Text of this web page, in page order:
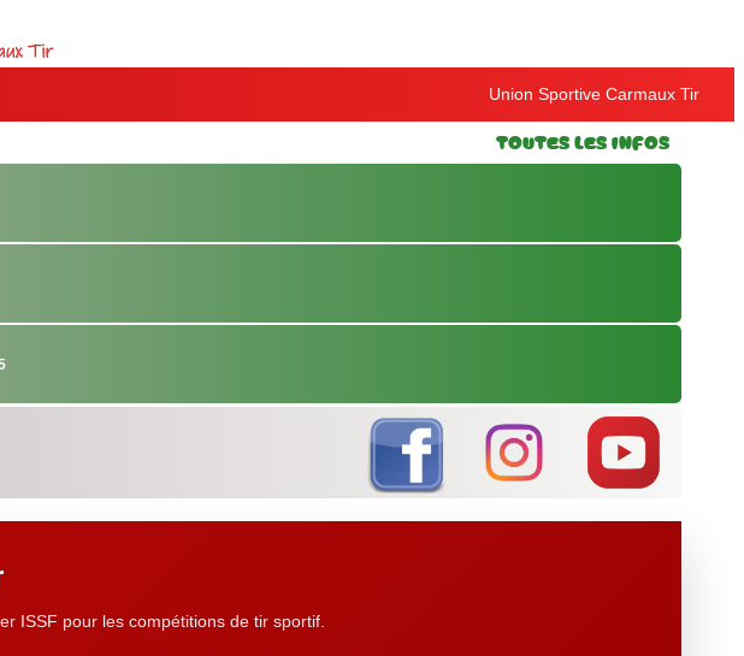
Union Sportive Carmaux Tir
Toutes les Infos
ISSF pour les compétitions de tir sportif.